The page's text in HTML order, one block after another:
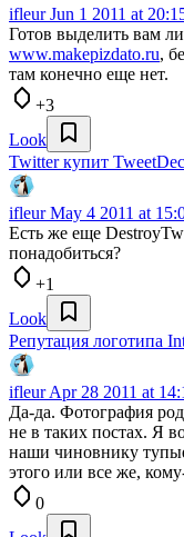
ifleurJun 1 2011 at
Готов выделить вам
www.makepizdato.ru,
там конечно еще нет.
+3
Look
Twitter купит
ifleurMay 4 2011 at
Есть же еще
понадобиться?
+1
Look
Репутация логотипа
ifleurApr 28 2011 at
Да-да. Фотография
не в таких постах. Я
наши чиновнику
этого или все же,
0